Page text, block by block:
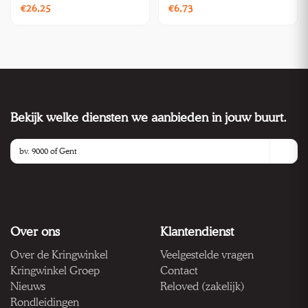
€26,25 €6,73
Bekijk welke diensten we aanbieden in jouw buurt.
Over ons
Over de Kringwinkel
Kringwinkel Groep
Nieuws
Rondleidingen
Klantendienst
Veelgestelde vragen
Contact
Reloved (zakelijk)